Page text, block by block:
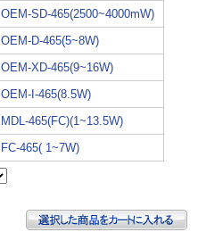
OEM-SD-465(2500~4000mW)
OEM-D-465(5~8W)
OEM-XD-465(9~16W)
OEM-I-465(8.5W)
MDL-465(FC)(1~13.5W)
FC-465( 1~7W)